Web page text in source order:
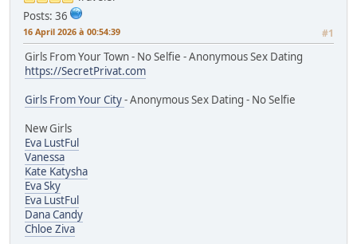
Posts: 36
16 April 2026 à 00:54:39 #1
Girls From Your Town - No Selfie - Anonymous Sex Dating
https://SecretPrivat.com
Girls From Your City- Anonymous Sex Dating - No Selfie
New Girls
Eva LustFul
Vanessa
Kate Katysha
Eva Sky
Eva LustFul
Dana Candy
Chloe Ziva